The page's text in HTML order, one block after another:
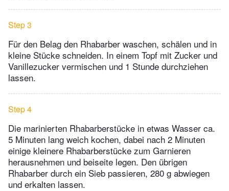
Step 3
Für den Belag den Rhabarber waschen, schälen und in
kleine Stücke schneiden. In einem Topf mit Zucker und
Vanillezucker vermischen und 1 Stunde durchziehen
lassen.
Step 4
Die marinierten Rhabarberstücke in etwas Wasser ca.
5 Minuten lang weich kochen, dabei nach 2 Minuten
einige kleinere Rhabarberstücke zum Garnieren
herausnehmen und beiseite legen. Den übrigen
Rhabarber durch ein Sieb passieren, 280 g abwiegen
und erkalten lassen.